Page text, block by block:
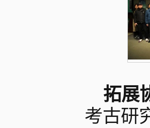
拓展
考古研